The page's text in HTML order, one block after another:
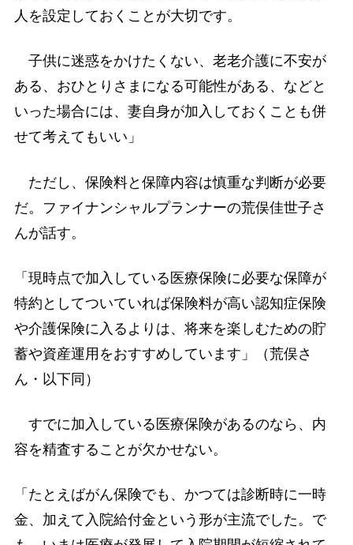
人を設定しておくことが大切です。
子供に迷惑をかけたくない、老老介護に不安が
ある、おひとりさまになる可能性がある、などと
いった場合には、妻自身が加入しておくことも併
せて考えてもいい」
ただし、保険料と保障内容は慎重な判断が必要
だ。ファイナンシャルプランナーの荒俣佳世子さ
んが話す。
「現時点で加入している医療保険に必要な保障が
特約としてついていれば保険料が高い認知症保険
や介護保険に入るよりは、将来を楽しむための貯
蓄や資産運用をおすすめしています」（荒俣さ
ん・以下同）
すでに加入している医療保険があるのなら、内
容を精査することが欠かせない。
「たとえばがん保険でも、かつては診断時に一時
金、加えて入院給付金という形が主流でした。で